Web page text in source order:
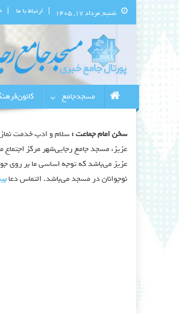
شنبه, مرداد ۱۷, ۱۴۰۵ ارتباط با ما
پورتال
استان البرز
مسجدجامع
سخن امام جماعت :سلام و ادب خدمت
عزیز، مسجد جامع رجایی‌شهر مرکز اجتماع
عزیز می‌باشد که توجه اساسی ما بر روی
نوجوانان در مسجد می‌باشد. التماس دعا